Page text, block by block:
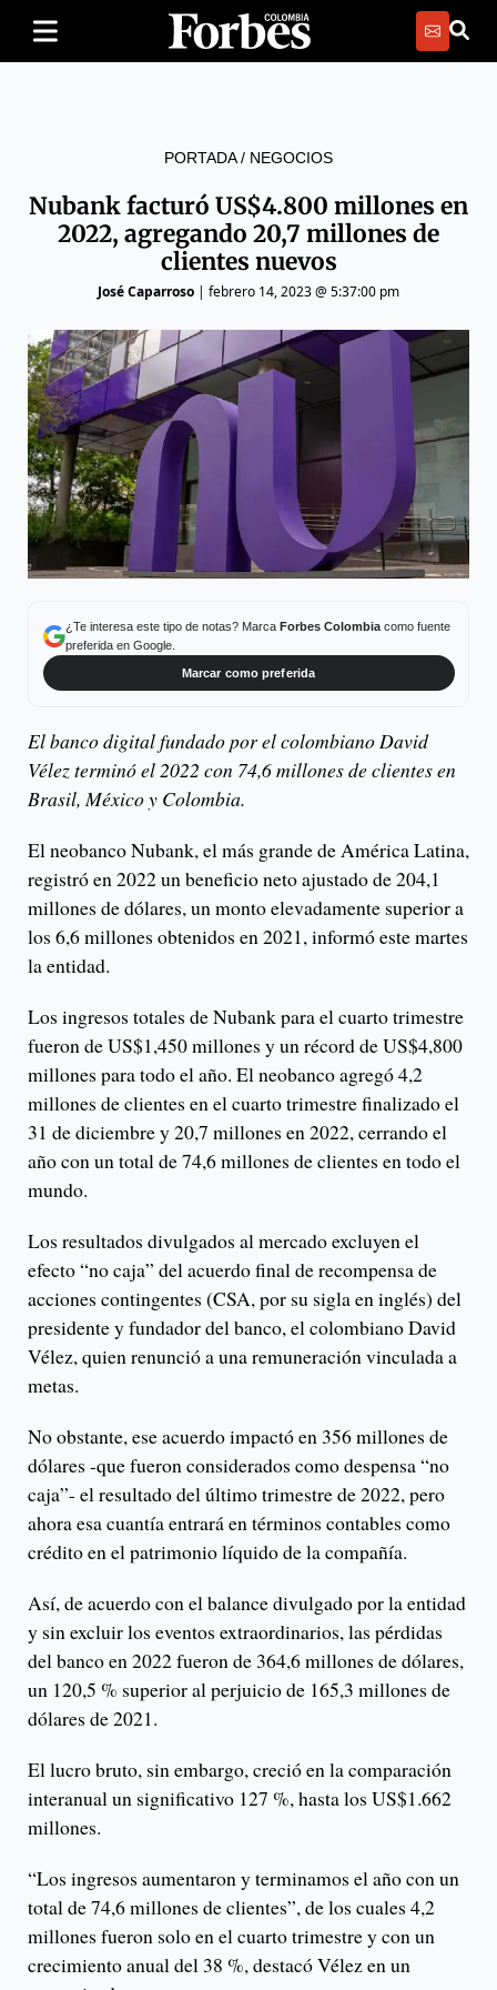
PORTADA/ NEGOCIOS
Nubank facturó US$4.800 millones en
2022, agregando 20,7 millones de
clientes nuevos
José Caparroso | febrero 14, 2023 @ 5:37:00 pm
¿Te interesa este tipo de notas? Marca Forbes Colombiacomo fuente
preferida en Google.
Marcar como preferida
El banco digital fundado por el colombiano David
Vélez terminó el 2022 con 74,6 millones de clientes en
Brasil, México y Colombia.
El neobanco Nubank, el más grande de América Latina,
registró en 2022 un beneficio neto ajustado de 204,1
millones de dólares, un monto elevadamente superior a
los 6,6 millones obtenidos en 2021, informó este martes
la entidad.
Los ingresos totales de Nubank para el cuarto trimestre
fueron de US$1,450 millones y un récord de US$4,800
millones para todo el año. El neobanco agregó 4,2
millones de clientes en el cuarto trimestre finalizado el
31 de diciembre y 20,7 millones en 2022, cerrando el
año con un total de 74,6 millones de clientes en todo el
mundo.
Los resultados divulgados al mercado excluyen el
efecto “no caja” del acuerdo final de recompensa de
acciones contingentes (CSA, por su sigla en inglés) del
presidente y fundador del banco, el colombiano David
Vélez, quien renunció a una remuneración vinculada a
metas.
No obstante, ese acuerdo impactó en 356 millones de
dólares -que fueron considerados como despensa “no
caja”- el resultado del último trimestre de 2022, pero
ahora esa cuantía entrará en términos contables como
crédito en el patrimonio líquido de la compañía.
Así, de acuerdo con el balance divulgado por la entidad
y sin excluir los eventos extraordinarios, las pérdidas
del banco en 2022 fueron de 364,6 millones de dólares,
un 120,5 % superior al perjuicio de 165,3 millones de
dólares de 2021.
El lucro bruto, sin embargo, creció en la comparación
interanual un significativo 127 %, hasta los US$1.662
millones.
“Los ingresos aumentaron y terminamos el año con un
total de 74,6 millones de clientes”, de los cuales 4,2
millones fueron solo en el cuarto trimestre y con un
crecimiento anual del 38 %, destacó Vélez en un